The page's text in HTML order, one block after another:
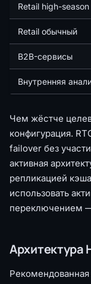
Retail high-season
Retail обычный
B2B-сервисы
Внутренняя
Чем жёстче
конфигурация.
failover без
активная
репликацией
использовать
переключением
Архитектура
Рекомендованная